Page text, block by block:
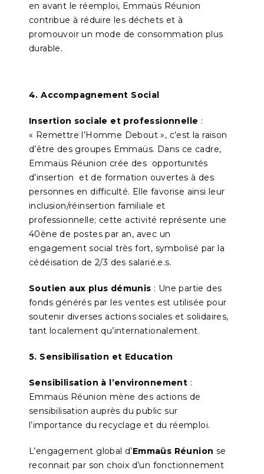
en avant le réemploi, Emmaüs Réunion
contribue à réduire les déchets et à
promouvoir un mode de consommation plus
durable.
4. Accompagnement Social
Insertion sociale et professionnelle :
« Remettre l’Homme Debout », c’est la raison
d’être des groupes Emmaüs. Dans ce cadre,
Emmaüs Réunion crée des opportunités
d’insertion et de formation ouvertes à des
personnes en difficulté. Elle favorise ainsi leur
inclusion/réinsertion familiale et
professionnelle; cette activité représente une
40ène de postes par an, avec un
engagement social très fort, symbolisé par la
cédéisation de 2/3 des salarié.e.s.
Soutien aux plus démunis : Une partie des
fonds générés par les ventes est utilisée pour
soutenir diverses actions sociales et solidaires,
tant localement qu’internationalement.
5. Sensibilisation et Education
Sensibilisation à l’environnement :
Emmaüs Réunion mène des actions de
sensibilisation auprès du public sur
l’importance du recyclage et du réemploi.
L’engagement global d’Emmaüs Réunion se
reconnait par son choix d’un fonctionnement